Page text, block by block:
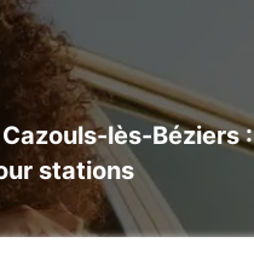
lès-Béziers :
stations